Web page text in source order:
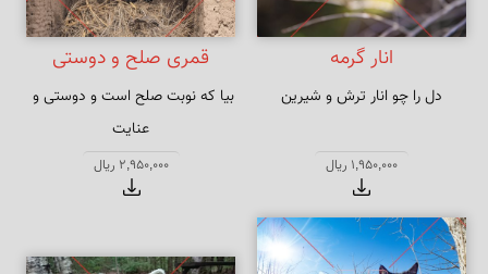
انار گرمه
دل را چو انار ترش و شیرین
1,950,000 ریال
قمری صلح و دوستی
بیا که نوبت صلح است و دوستی و
عنایت
2,950,000 ریال